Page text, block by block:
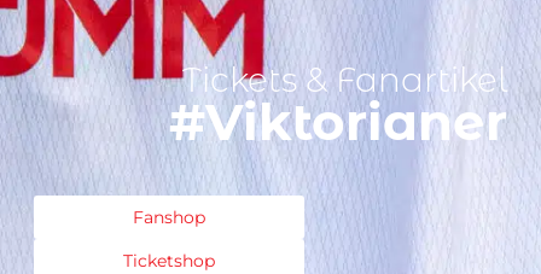
Tickets & Fanartikel
#Viktorianer
Fanshop
Ticketshop